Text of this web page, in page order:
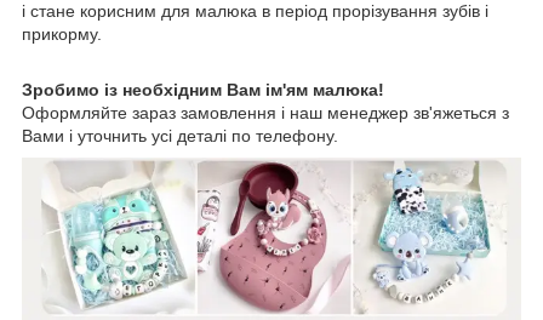
і стане корисним для малюка в період прорізування зубів і
прикорму.
Зробимо із необхідним Вам ім'ям малюка!
Оформляйте зараз замовлення і наш менеджер зв'яжеться з
Вами і уточнить усі деталі по телефону.